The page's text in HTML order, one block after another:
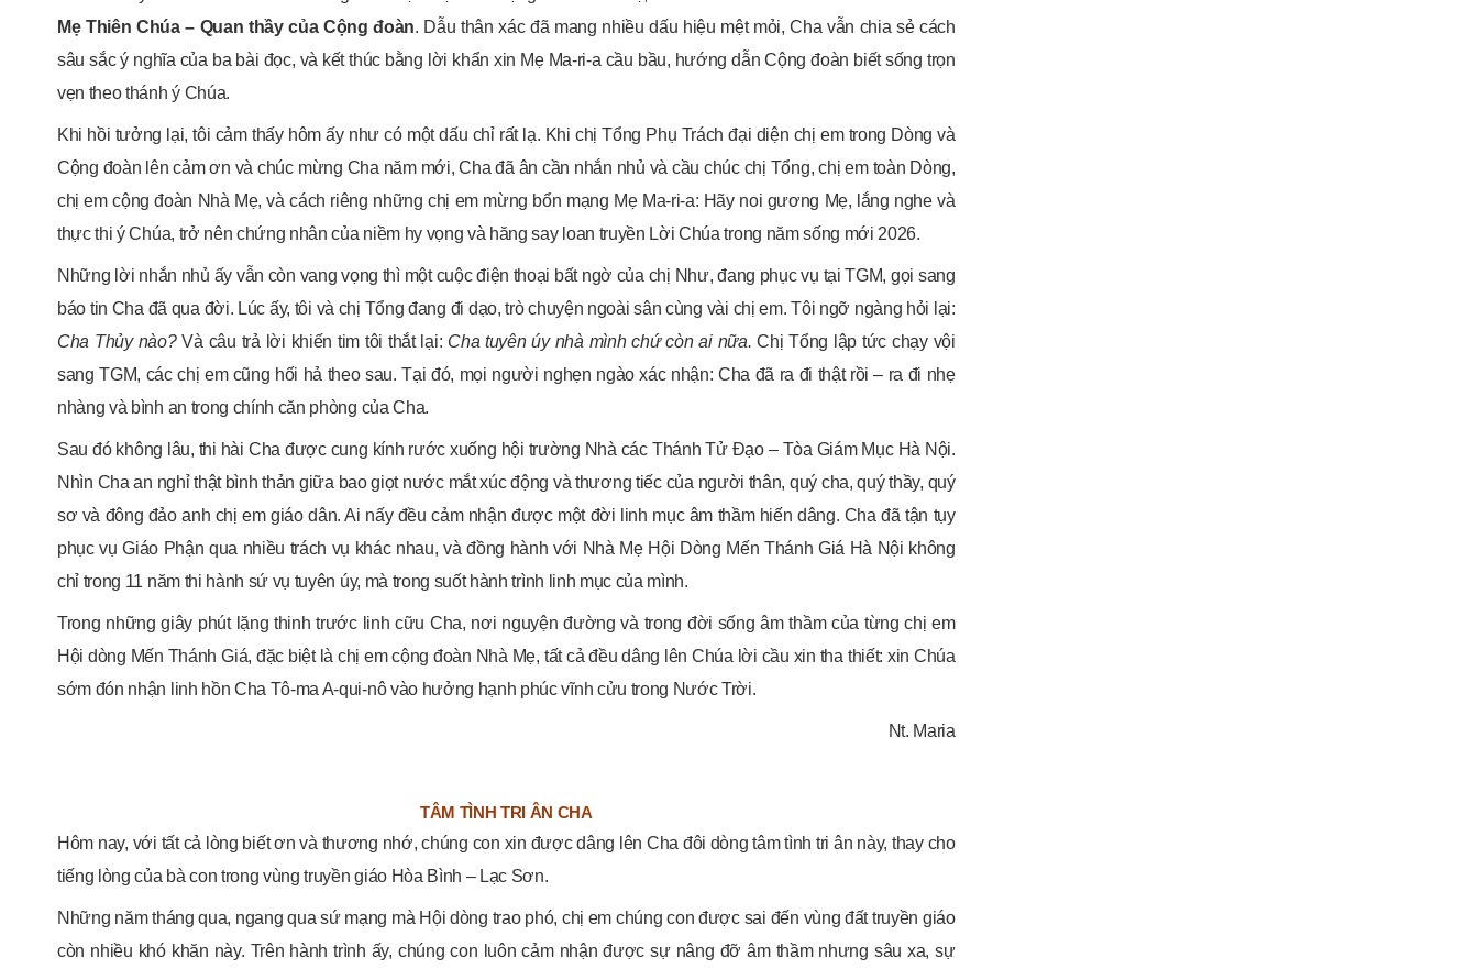
Mẹ Thiên Chúa – Quan thầy của Cộng đoàn. Dẫu thân xác đã mang nhiều dấu hiệu mệt mỏi, Cha vẫn chia sẻ cách
sâu sắc ý nghĩa của ba bài đọc, và kết thúc bằng lời khẩn xin Mẹ Ma-ri-a cầu bầu, hướng dẫn Cộng đoàn biết sống trọn
vẹn theo thánh ý Chúa.
Khi hồi tưởng lại, tôi cảm thấy hôm ấy như có một dấu chỉ rất lạ. Khi chị Tổng Phụ Trách đại diện chị em trong Dòng và
Cộng đoàn lên cảm ơn và chúc mừng Cha năm mới, Cha đã ân cần nhắn nhủ và cầu chúc chị Tổng, chị em toàn Dòng,
chị em cộng đoàn Nhà Mẹ, và cách riêng những chị em mừng bổn mạng Mẹ Ma-ri-a: Hãy noi gương Mẹ, lắng nghe và
thực thi ý Chúa, trở nên chứng nhân của niềm hy vọng và hăng say loan truyền Lời Chúa trong năm sống mới 2026.
Những lời nhắn nhủ ấy vẫn còn vang vọng thì một cuộc điện thoại bất ngờ của chị Như, đang phục vụ tại TGM, gọi sang
báo tin Cha đã qua đời. Lúc ấy, tôi và chị Tổng đang đi dạo, trò chuyện ngoài sân cùng vài chị em. Tôi ngỡ ngàng hỏi lại:
Cha Thủy nào?Và câu trả lời khiến tim tôi thắt lại: Cha tuyên úy nhà mình chứ còn ai nữa. Chị Tổng lập tức chạy vội
sang TGM, các chị em cũng hối hả theo sau. Tại đó, mọi người nghẹn ngào xác nhận: Cha đã ra đi thật rồi – ra đi nhẹ
nhàng và bình an trong chính căn phòng của Cha.
Sau đó không lâu, thi hài Cha được cung kính rước xuống hội trường Nhà các Thánh Tử Đạo – Tòa Giám Mục Hà Nội.
Nhìn Cha an nghỉ thật bình thản giữa bao giọt nước mắt xúc động và thương tiếc của người thân, quý cha, quý thầy, quý
sơ và đông đảo anh chị em giáo dân. Ai nấy đều cảm nhận được một đời linh mục âm thầm hiến dâng. Cha đã tận tụy
phục vụ Giáo Phận qua nhiều trách vụ khác nhau, và đồng hành với Nhà Mẹ Hội Dòng Mến Thánh Giá Hà Nội không
chỉ trong 11 năm thi hành sứ vụ tuyên úy, mà trong suốt hành trình linh mục của mình.
Trong những giây phút lặng thinh trước linh cữu Cha, nơi nguyện đường và trong đời sống âm thầm của từng chị em
Hội dòng Mến Thánh Giá, đặc biệt là chị em cộng đoàn Nhà Mẹ, tất cả đều dâng lên Chúa lời cầu xin tha thiết: xin Chúa
sớm đón nhận linh hồn Cha Tô-ma A-qui-nô vào hưởng hạnh phúc vĩnh cửu trong Nước Trời.
Nt. Maria
TÂM TÌNH TRI ÂN CHA
Hôm nay, với tất cả lòng biết ơn và thương nhớ, chúng con xin được dâng lên Cha đôi dòng tâm tình tri ân này, thay cho
tiếng lòng của bà con trong vùng truyền giáo Hòa Bình – Lạc Sơn.
Những năm tháng qua, ngang qua sứ mạng mà Hội dòng trao phó, chị em chúng con được sai đến vùng đất truyền giáo
còn nhiều khó khăn này. Trên hành trình ấy, chúng con luôn cảm nhận được sự nâng đỡ âm thầm nhưng sâu xa, sự